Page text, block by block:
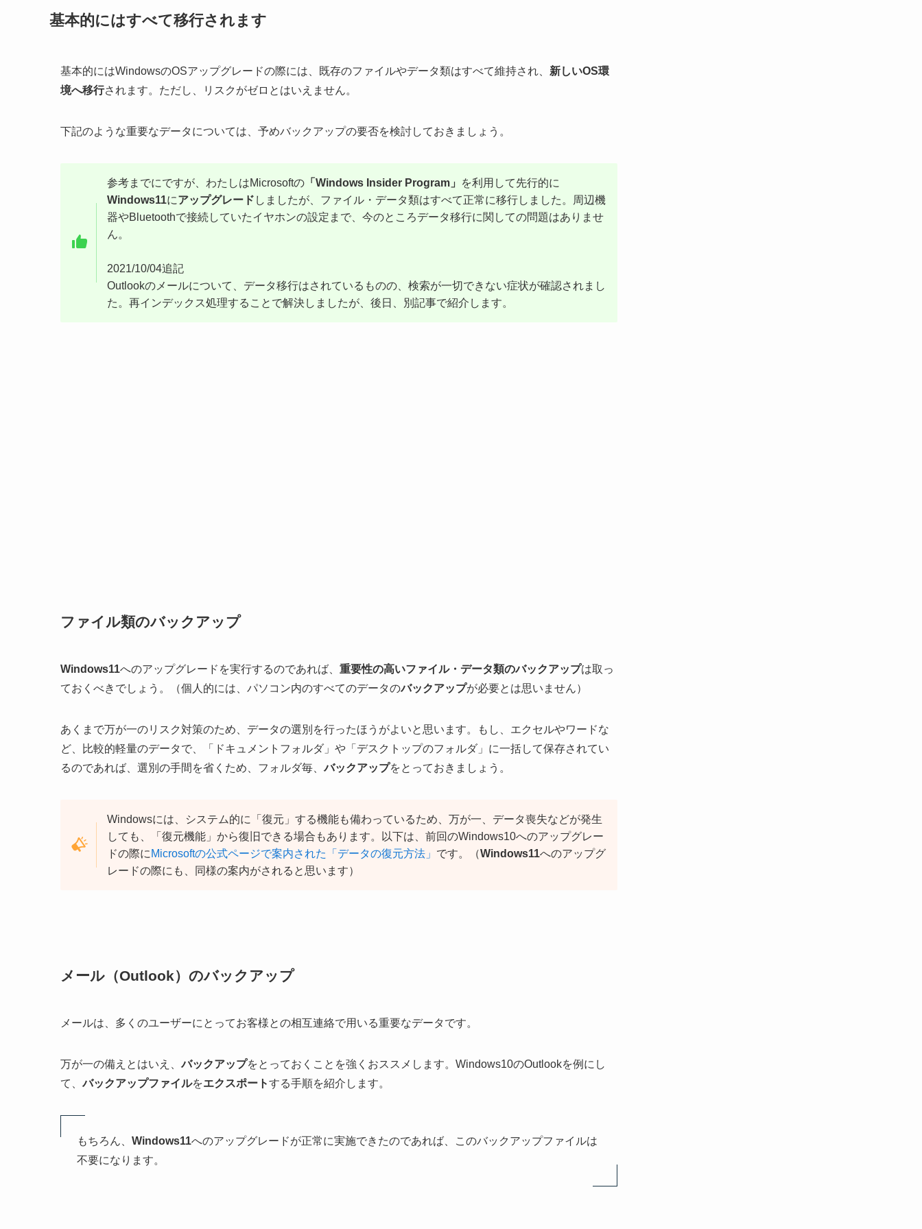
基本的にはすべて移行されます
基本的にはWindowsのOSアップグレードの際には、既存のファイルやデータ類はすべて維持され、 新しいOS環
境へ移行されます。ただし、リスクがゼロとはいえません。
下記のような重要なデータについては、予めバックアップの要否を検討しておきましょう。
参考までにですが、わたしはMicrosoftの 「Windows Insider Program」
を利用して先行的に
Windows11にアップグレード しましたが、ファイル・データ類はすべて正常に移行しました。周辺機
器やBluetoothで接続していたイヤホンの設定まで、今のところデータ移行に関しての問題はありませ
ん。
2021/10/04追記
Outlookのメールについて、データ移行はされているものの、検索が一切できない症状が確認されまし
た。再インデックス処理することで解決しましたが、後日、別記事で紹介します。
ファイル類のバックアップ
Windows11へのアップグレードを実行するのであれば、 重要性の高いファイル・データ類のバックアップは取っ
ておくべきでしょう。（個人的には、パソコン内のすべてのデータのバックアップが必要とは思いません）
あくまで万が一のリスク対策のため、データの選別を行ったほうがよいと思います。もし、エクセルやワードな
ど、比較的軽量のデータで、「ドキュメントフォルダ」や「デスクトップのフォルダ」に一括して保存されてい
るのであれば、選別の手間を省くため、フォルダ毎、バックアップをとっておきましょう。
Windowsには、システム的に「復元」する機能も備わっているため、万が一、データ喪失などが発生
しても、「復元機能」から復旧できる場合もあります。以下は、前回のWindows10へのアップグレー
ドの際に Microsoftの公式ページで案内された「データの復元方法」 です。（Windows11へのアップグ
レードの際にも、同様の案内がされると思います）
メール（Outlook）のバックアップ
メールは、多くのユーザーにとってお客様との相互連絡で用いる重要なデータです。
万が一の備えとはいえ、バックアップをとっておくことを強くおススメします。Windows10のOutlookを例にし
て、バックアップファイルをエクスポートする手順を紹介します。
もちろん、 Windows11へのアップグレードが正常に実施できたのであれば、このバックアップファイルは
不要になります。